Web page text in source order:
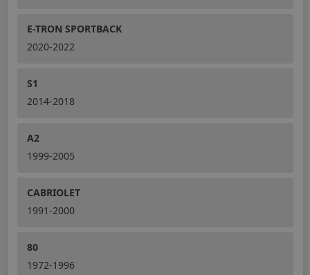
E-TRON SPORTBACK
2020-2022
S1
2014-2018
A2
1999-2005
CABRIOLET
1991-2000
80
1972-1996